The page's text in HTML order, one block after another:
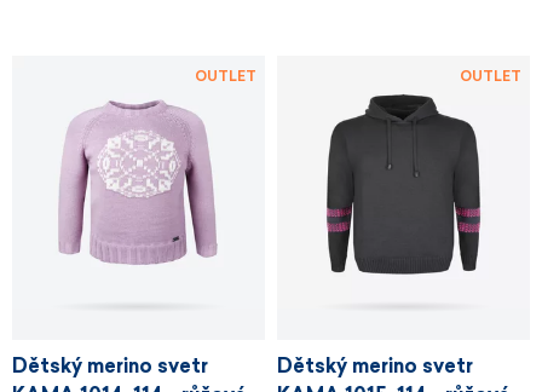
Dětský merino svetr
OUTLET
Dětský merino svetr
OUTLET